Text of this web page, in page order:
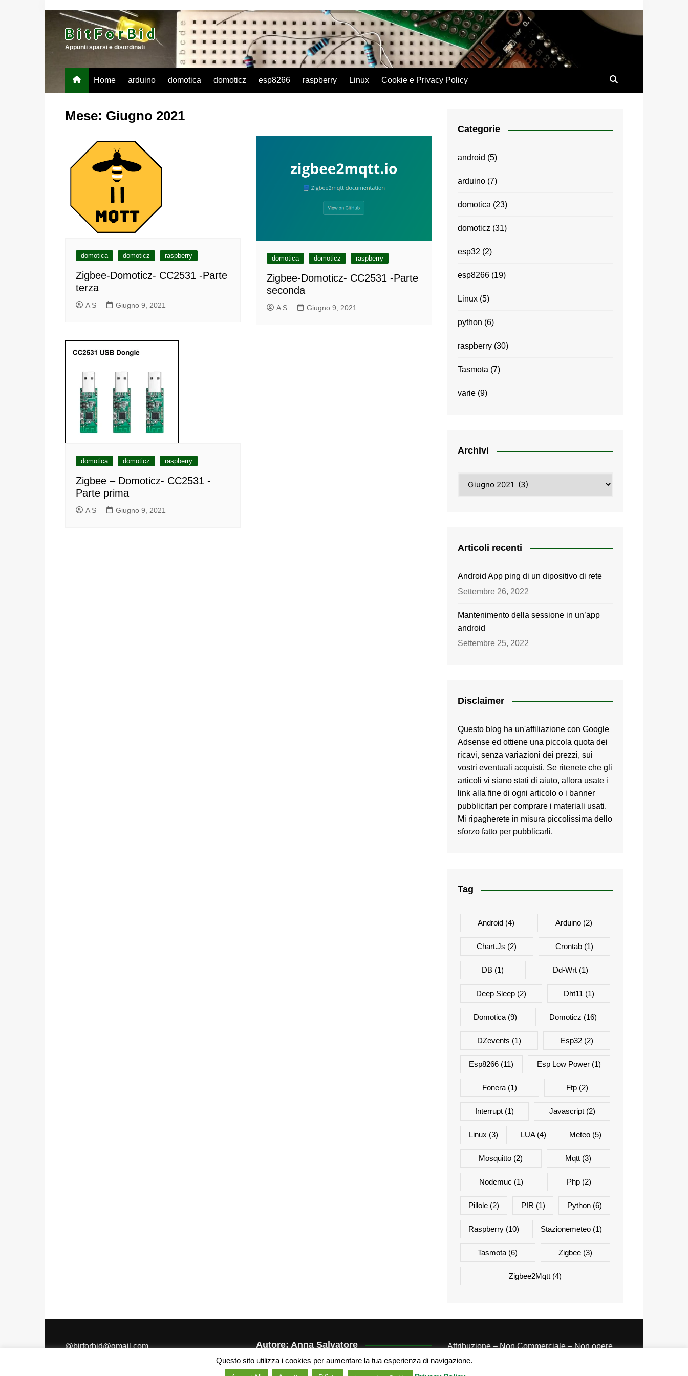
B i t F o r B i d
Appunti sparsi e disordinati
Home arduino domotica domoticz esp8266 raspberry Linux Cookie e Privacy Policy
Mese: Giugno 2021
domotica domoticz raspberry
Zigbee-Domoticz- CC2531 -Parte
terza
A S Giugno 9, 2021
domotica domoticz raspberry
Zigbee-Domoticz- CC2531 -Parte
seconda
A S Giugno 9, 2021
domotica domoticz raspberry
Zigbee – Domoticz- CC2531 -
Parte prima
A S Giugno 9, 2021
Categorie
android (5)
arduino(7)
domotica (23)
domoticz (31)
esp32 (2)
esp8266(19)
Linux(5)
python (6)
raspberry(30)
Tasmota (7)
varie(9)
Archivi
Articoli recenti
Android App ping di un dipositivo di rete
Settembre 26, 2022
Mantenimento della sessione in un’app
android
Settembre 25, 2022
Disclaimer
Questo blog ha un'affiliazione con Google
Adsense ed ottiene una piccola quota dei
ricavi, senza variazioni dei prezzi, sui
vostri eventuali acquisti. Se ritenete che gli
articoli vi siano stati di aiuto, allora usate i
link alla fine di ogni articolo o i banner
pubblicitari per comprare i materiali usati.
Mi ripagherete in misura piccolissima dello
sforzo fatto per pubblicarli.
Tag
Android (4) Arduino (2)
Chart.js (2) Crontab (1)
DB (1) Dd-Wrt (1)
Deep Sleep(2) Dht11 (1)
Domotica(9) Domoticz (16)
DZevents (1) Esp32(2)
Esp8266 (11) Esp Low Power (1)
Fonera(1) Ftp(2)
Interrupt(1) Javascript(2)
Linux (3) LUA(4) Meteo(5)
Mosquitto (2) Mqtt (3)
Nodemuc (1) Php(2)
Pillole (2) PIR (1) Python(6)
Raspberry(10) Stazionemeteo(1)
Tasmota (6) Zigbee (3)
Zigbee2Mqtt(4)
@birforbid@gmail.com Autore: Anna Salvatore
Portfolio
Attribuzione – Non Commerciale – Non opere
derivate 3.0 Italia
Questo sito utilizza i cookies per aumentare la tua esperienza di navigazione.